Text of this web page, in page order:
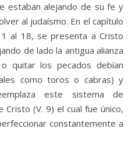
estaban alejando de su fe y
al judaísmo. En el capítulo
al 18, se presenta a Cristo
de lado la antigua alianza
quitar los pecados debían
como toros o cabras) y
este sistema de
(V. 9) el cual fue único,
constantemente a